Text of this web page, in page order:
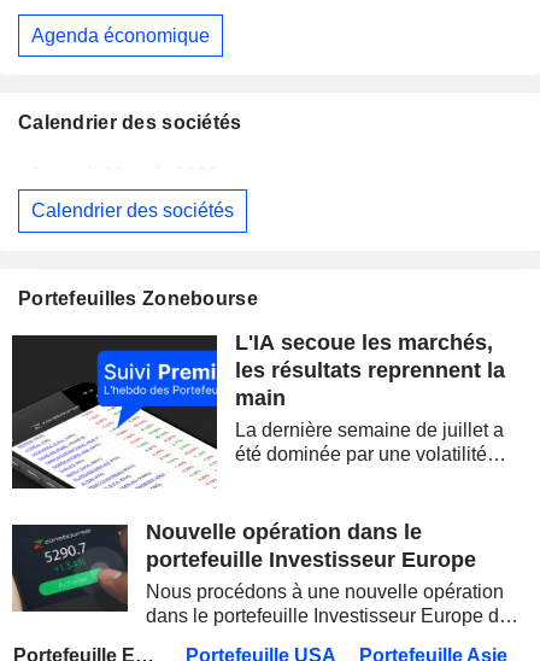
Agenda économique
Calendrier des sociétés
BERKSHIRE HATHAWAY INC.
Samedi 08 août 2026
WESTPAC BANKING CORPORATION Publication des résultats - Q3 2026 AS
BARRICK MINING CORPORATION
SIMON PROPERTY GROUP, INC. Publication des résultats - Q2 2026
FERGUSON ENTERPRISES INC.
ROCKET LAB CORPORATION Publication des résultats - Q2 2026
AMRIZE AG Publication des résultats - Q2 2026
Calendrier des sociétés
Portefeuilles Zonebourse
L'IA secoue les marchés,
les résultats reprennent la
main
La dernière semaine de juillet a
été dominée par une volatilité
semi-conducteurs. Les
inquiétudes sur la soutenabilité
Nouvelle opération dans le
portefeuille Investisseur Europe
Nous procédons à une nouvelle opération
dans le portefeuille Investisseur Europe de
Portefeuille Europe Portefeuille USA Portefeuille Asie